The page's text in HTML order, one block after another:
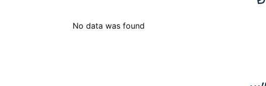
No data was found